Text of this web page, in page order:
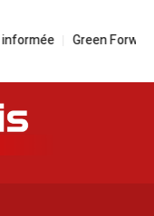
Green Forward pour